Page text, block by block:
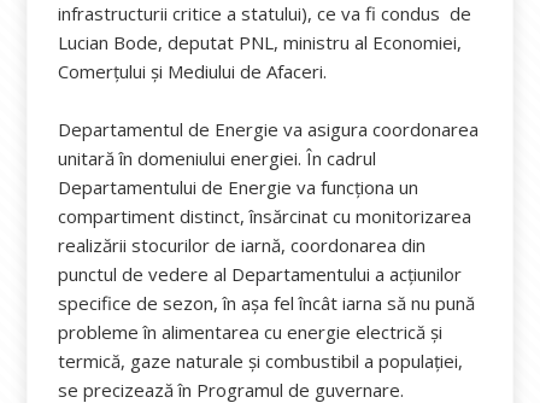
infrastructurii critice a statului), ce va fi condus de
Lucian Bode, deputat PNL, ministru al Economiei,
Comerţului şi Mediului de Afaceri.
Departamentul de Energie va asigura coordonarea
unitară în domeniului energiei. În cadrul
Departamentului de Energie va funcționa un
compartiment distinct, însărcinat cu monitorizarea
realizării stocurilor de iarnă, coordonarea din
punctul de vedere al Departamentului a acțiunilor
specifice de sezon, în așa fel încât iarna să nu pună
probleme în alimentarea cu energie electrică și
termică, gaze naturale și combustibil a populației,
se precizează în Programul de guvernare.